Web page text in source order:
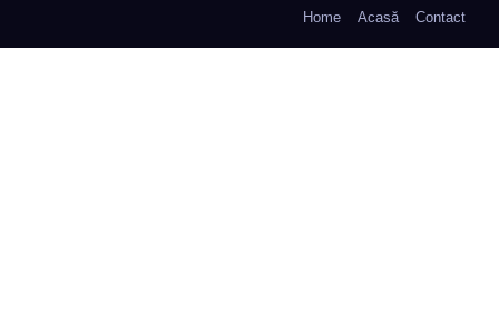
Home Acasă Contact